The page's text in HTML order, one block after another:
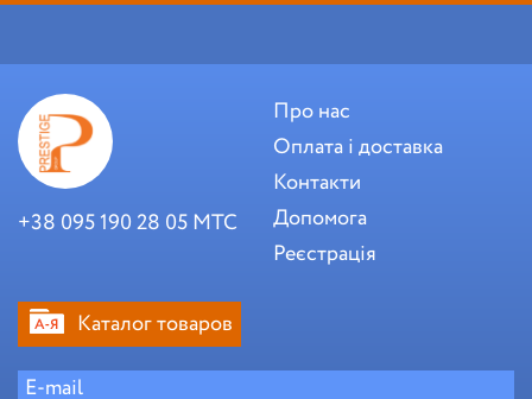
+38 095 190 28 05 МТС
Про нас
Оплата і доставка
Контакти
Допомога
Реєстрація
Каталог товаров